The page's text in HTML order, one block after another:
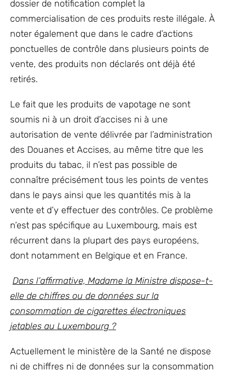
dossier de notification complet la
commercialisation de ces produits reste illégale. À
noter également que dans le cadre d’actions
ponctuelles de contrôle dans plusieurs points de
vente, des produits non déclarés ont déjà été
retirés.
Le fait que les produits de vapotage ne sont
soumis ni à un droit d’accises ni à une
autorisation de vente délivrée par l’administration
des Douanes et Accises, au même titre que les
produits du tabac, il n’est pas possible de
connaître précisément tous les points de ventes
dans le pays ainsi que les quantités mis à la
vente et d’y effectuer des contrôles. Ce problème
n’est pas spécifique au Luxembourg, mais est
récurrent dans la plupart des pays européens,
dont notamment en Belgique et en France.
Dans l’affirmative, Madame la Ministre dispose-t-
elle de chiffres ou de données sur la
consommation de cigarettes électroniques
jetables au Luxembourg ?
Actuellement le ministère de la Santé ne dispose
ni de chiffres ni de données sur la consommation